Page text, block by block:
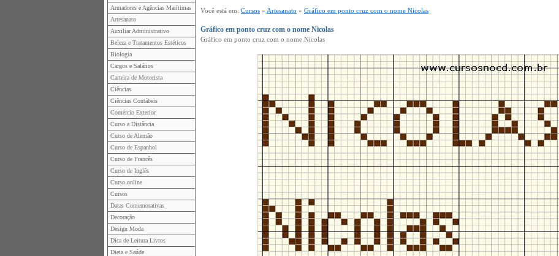
Armadores e Agências Marítimas
Artesanato
Auxiliar Administrativo
Beleza e Tratamentos Estéticos
Biologia
Cargos e Salários
Carteira de Motorista
Ciências
Ciências Contábeis
Comércio Exterior
Curso a Distância
Curso de Alemão
Curso de Espanhol
Curso de Francês
Curso de Inglês
Curso online
Cursos
Datas Comemorativas
Decoração
Design Moda
Dica de Leitura Livros
Dieta e Saúde
Você está em: Cursos » Artesanato » Gráfico em ponto cruz com o nome Nicolas
Gráfico em ponto cruz com o nome Nicolas
Gráfico em ponto cruz com o nome Nicolas